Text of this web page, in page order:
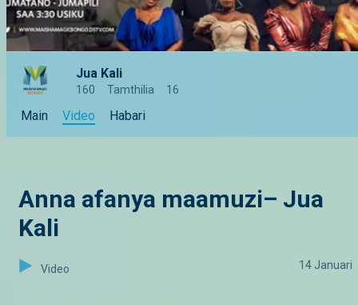
Jua Kali
160 Tamthilia 16
Main Video Habari
Anna afanya maamuzi– Jua
Kali
Video 14 Januari